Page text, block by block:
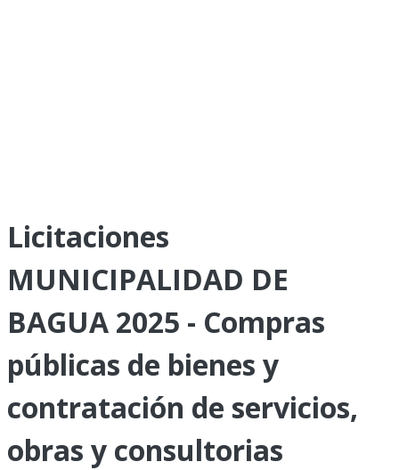
Licitaciones
MUNICIPALIDAD DE
BAGUA 2025 - Compras
públicas de bienes y
contratación de servicios,
obras y consultorias